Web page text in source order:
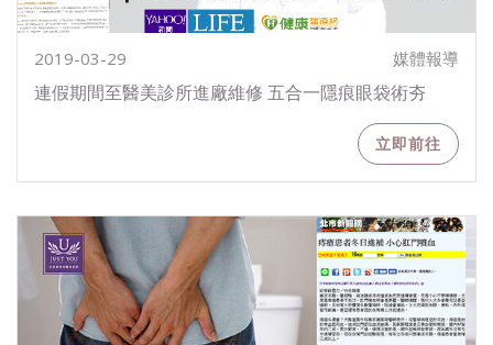
2019-03-29 媒體報導
連假期間至醫美診所進廠維修 五合一隱痕眼袋術夯
立即前往